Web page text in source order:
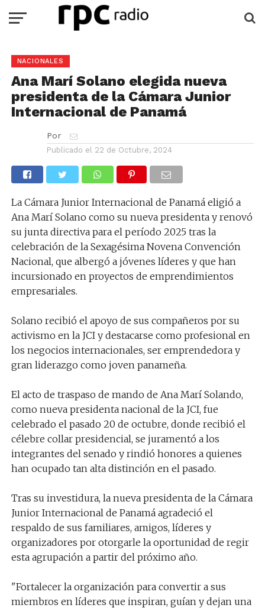
NACIONALES
Ana Marí Solano elegida nueva
presidenta de la Cámara Junior
Internacional de Panamá
Por
Publicado el 22 de Octubre, 2024
La Cámara Junior Internacional de Panamá eligió a
Ana Marí Solano como su nueva presidenta y renovó
su junta directiva para el período 2025 tras la
celebración de la Sexagésima Novena Convención
Nacional, que albergó a jóvenes líderes y que han
incursionado en proyectos de emprendimientos
empresariales.
Solano recibió el apoyo de sus compañeros por su
activismo en la JCI y destacarse como profesional en
los negocios internacionales, ser emprendedora y
gran liderazgo como joven panameña.
El acto de traspaso de mando de Ana Marí Solando,
como nueva presidenta nacional de la JCI, fue
celebrado el pasado 20 de octubre, donde recibió el
célebre collar presidencial, se juramentó a los
integrantes del senado y rindió honores a quienes
han ocupado tan alta distinción en el pasado.
Tras su investidura, la nueva presidenta de la Cámara
Junior Internacional de Panamá agradeció el
respaldo de sus familiares, amigos, líderes y
organizadores por otorgarle la oportunidad de regir
esta agrupación a partir del próximo año.
"Fortalecer la organización para convertir a sus
miembros en líderes que inspiran, guían y dejan una